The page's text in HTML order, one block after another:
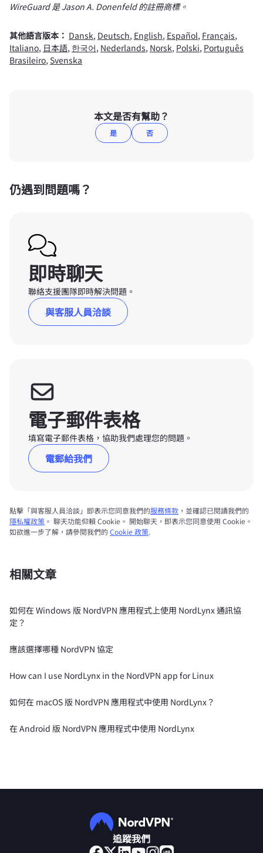
WireGuard 是 Jason A. Donenfeld 的註冊商標。
其他語言版本： Dansk, Deutsch, English, Español, Français,
Italiano, 日本語, 한국어, Nederlands, Norsk, Polski, Português
Brasileiro, Svenska
本文是否有幫助？
是 否
仍遇到問題嗎？
即時聊天
聯絡支援團隊即時解決問題。
與客服人員洽談
電子郵件表格
填寫電子郵件表格，協助我們處理您的問題。
電郵給我們
點擊「與客服人員洽談」即表示您同意我們的服務條款 ，並確認已閱讀我們的
隱私權政策 。 聊天功能仰賴 Cookie。 開始聊天，即表示您同意使用 Cookie。
如欲進一步了解，請參閱我們的 Cookie 政策.
相關文章
如何在 Windows 版 NordVPN 應用程式上使用 NordLynx 通訊協
定？
應該選擇哪種 NordVPN 協定
How can I use NordLynx in the NordVPN app for Linux
如何在 macOS 版 NordVPN 應用程式中使用 NordLynx？
在 Android 版 NordVPN 應用程式中使用 NordLynx
追蹤我們